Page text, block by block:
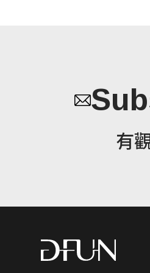
有